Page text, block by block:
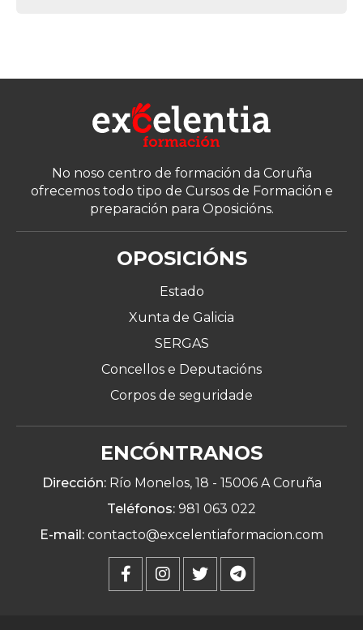
No noso centro de formación da Coruña
ofrecemos todo tipo de Cursos de Formación e
preparación para Oposicións.
OPOSICIÓNS
Estado
Xunta de Galicia
SERGAS
Concellos e Deputacións
Corpos de seguridade
ENCÓNTRANOS
Dirección:Río Monelos, 18 - 15006 A Coruña
Teléfonos: 981 063 022
E-mail: contacto@excelentiaformacion.com